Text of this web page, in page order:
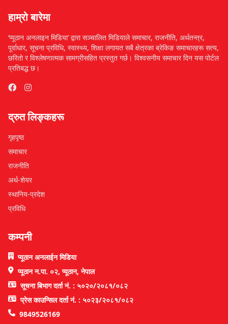
हाम्रो बारेमा
‘प्यूठान अनलाइन मिडिया’ द्वारा सञ्चालित मिडियाले समाचार, राजनीति, अर्थतन्त्र,
पूर्वाधार, सूचना प्रविधि, स्वास्थ्य, शिक्षा लगायत सबै क्षेत्रका ब्रेकिङ समाचारहरू सत्य,
छरितो र विश्लेषणात्मक सामग्रीसहित प्रस्तुत गर्छ। विश्वसनीय समाचार दिन यस पोर्टल
प्रतिबद्ध छ।
द्रुत लिङ्कहरू
गृहपृष्ठ
समाचार
राजनीति
अर्थ-शेयर
स्थानिय-प्रदेश
प्रविधि
कम्पनी
प्यूठान अनलाईन मिडिया
प्यूठान न.पा. ०२, प्यूठान, नेपाल
सूचना बिभाग दर्ता नं. : ५०२०/२०८१/०८२
प्रेस काउन्सिल दर्ता नं. : ५०२३/२०८१/०८२
9849526169